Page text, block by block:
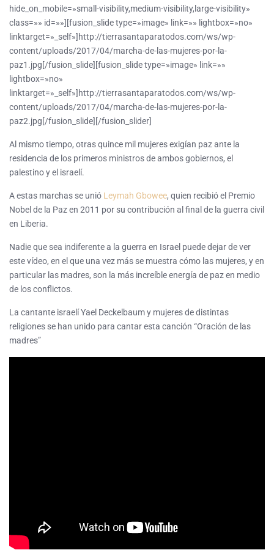
hide_on_mobile=»small-visibility,medium-visibility,large-visibility»
class=»» id=»»][fusion_slide type=»image» link=»» lightbox=»no»
linktarget=»_self»]http://tierrasantaparatodos.com/ws/wp-
content/uploads/2017/04/marcha-de-las-mujeres-por-la-
paz1.jpg[/fusion_slide][fusion_slide type=»image» link=»»
lightbox=»no»
linktarget=»_self»]http://tierrasantaparatodos.com/ws/wp-
content/uploads/2017/04/marcha-de-las-mujeres-por-la-
paz2.jpg[/fusion_slide][/fusion_slider]
Al mismo tiempo, otras quince mil mujeres exigían paz ante la
residencia de los primeros ministros de ambos gobiernos, el
palestino y el israelí.
A estas marchas se unió Leymah Gbowee, quien recibió el Premio
Nobel de la Paz en 2011 por su contribución al final de la guerra civil
en Liberia.
Nadie que sea indiferente a la guerra en Israel puede dejar de ver
este vídeo, en el que una vez más se muestra cómo las mujeres, y en
particular las madres, son la más increíble energía de paz en medio
de los conflictos.
La cantante israelí Yael Deckelbaum y mujeres de distintas
religiones se han unido para cantar esta canción “Oración de las
madres”